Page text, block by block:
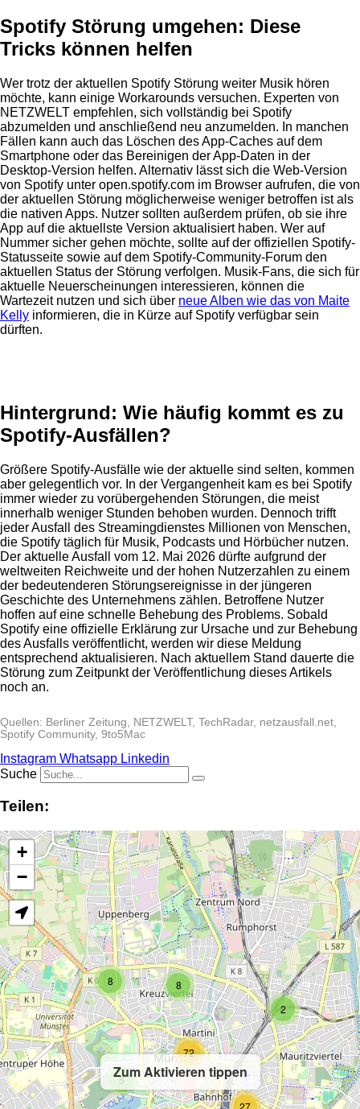
Spotify Störung umgehen: Diese
Tricks können helfen
Wer trotz der aktuellen Spotify Störung weiter Musik hören
möchte, kann einige Workarounds versuchen. Experten von
NETZWELT empfehlen, sich vollständig bei Spotify
abzumelden und anschließend neu anzumelden. In manchen
Fällen kann auch das Löschen des App-Caches auf dem
Smartphone oder das Bereinigen der App-Daten in der
Desktop-Version helfen. Alternativ lässt sich die Web-Version
von Spotify unter open.spotify.com im Browser aufrufen, die von
der aktuellen Störung möglicherweise weniger betroffen ist als
die nativen Apps. Nutzer sollten außerdem prüfen, ob sie ihre
App auf die aktuellste Version aktualisiert haben. Wer auf
Nummer sicher gehen möchte, sollte auf der offiziellen Spotify-
Statusseite sowie auf dem Spotify-Community-Forum den
aktuellen Status der Störung verfolgen. Musik-Fans, die sich für
aktuelle Neuerscheinungen interessieren, können die
Wartezeit nutzen und sich über neue Alben wie das von Maite
Kelly informieren, die in Kürze auf Spotify verfügbar sein
dürften.
Hintergrund: Wie häufig kommt es zu
Spotify-Ausfällen?
Größere Spotify-Ausfälle wie der aktuelle sind selten, kommen
aber gelegentlich vor. In der Vergangenheit kam es bei Spotify
immer wieder zu vorübergehenden Störungen, die meist
innerhalb weniger Stunden behoben wurden. Dennoch trifft
jeder Ausfall des Streamingdienstes Millionen von Menschen,
die Spotify täglich für Musik, Podcasts und Hörbücher nutzen.
Der aktuelle Ausfall vom 12. Mai 2026 dürfte aufgrund der
weltweiten Reichweite und der hohen Nutzerzahlen zu einem
der bedeutenderen Störungsereignisse in der jüngeren
Geschichte des Unternehmens zählen. Betroffene Nutzer
hoffen auf eine schnelle Behebung des Problems. Sobald
Spotify eine offizielle Erklärung zur Ursache und zur Behebung
des Ausfalls veröffentlicht, werden wir diese Meldung
entsprechend aktualisieren. Nach aktuellem Stand dauerte die
Störung zum Zeitpunkt der Veröffentlichung dieses Artikels
noch an.
Quellen: Berliner Zeitung, NETZWELT, TechRadar, netzausfall.net,
Spotify Community, 9to5Mac
Instagram Whatsapp Linkedin
Suche
Teilen:
Zum Aktivieren tippen
2
8 8
27
5
72
+
−